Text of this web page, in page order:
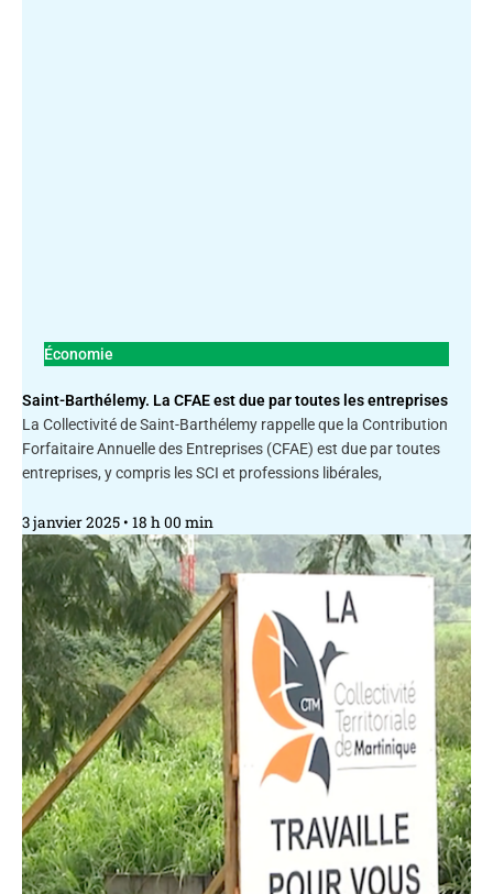
Économie
Saint-Barthélemy. La CFAE est due par toutes les entreprises
La Collectivité de Saint-Barthélemy rappelle que la Contribution
Forfaitaire Annuelle des Entreprises (CFAE) est due par toutes
entreprises, y compris les SCI et professions libérales,
3 janvier 2025 18 h 00 min